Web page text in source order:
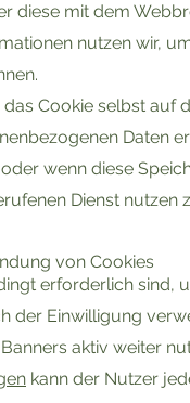
diese mit dem
nutzen wir,
Cookie selbst auf
Daten
wenn diese
Dienst nutzen
von Cookies
erforderlich sind,
der Einwilligung
aktiv weiter
kann der Nutzer